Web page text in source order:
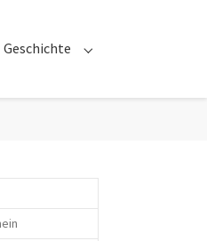
for "Schützenhalle"
Geschichte Submenu for